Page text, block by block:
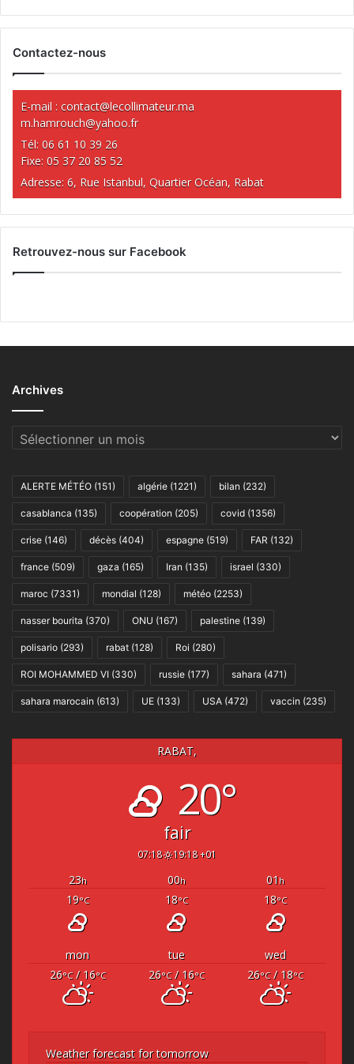
Contactez-nous
E-mail : contact@lecollimateur.ma
m.hamrouch@yahoo.fr
Tél: 06 61 10 39 26
Fixe: 05 37 20 85 52
Adresse: 6, Rue Istanbul, Quartier Océan, Rabat
Retrouvez-nous sur Facebook
Archives
Archives
ALERTE MÉTÉO (151) algérie (1221) bilan (232)
casablanca (135) coopération (205) covid (1356)
crise (146) décès (404) espagne (519) FAR (132)
france (509) gaza (165) Iran (135) israel (330)
maroc (7331) mondial (128) météo (2253)
nasser bourita (370) ONU (167) palestine (139)
polisario (293) rabat (128) Roi (280)
ROI MOHAMMED VI (330) russie (177) sahara (471)
sahara marocain (613) UE (133) USA (472) vaccin (235)
RABAT,
20°
fair
07:18 19:18 +01
23h 00h 01 h
19°C 18°C 18°C
mon tue
wed
26°C/ 16°C 26°C/ 16°C 26°C/ 18°C
Weather forecast for tomorrow